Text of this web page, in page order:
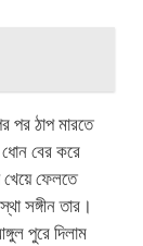
পর ঠাপ মারতে
বের করে
ফেলতে
সঙ্গীন তার।
পুরে দিলাম